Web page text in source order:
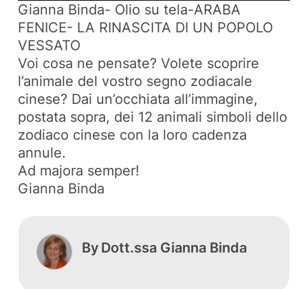
Gianna Binda- Olio su tela-ARABA
FENICE- LA RINASCITA DI UN POPOLO
VESSATO
Voi cosa ne pensate? Volete scoprire
l’animale del vostro segno zodiacale
cinese? Dai un’occhiata all’immagine,
postata sopra, dei 12 animali simboli dello
zodiaco cinese con la loro cadenza
annule.
Ad majora semper!
Gianna Binda
By Dott.ssa Gianna Binda